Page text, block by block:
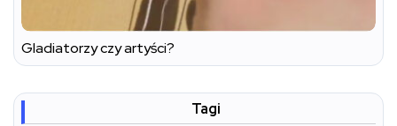
Gladiatorzy czy artyści?
Tagi